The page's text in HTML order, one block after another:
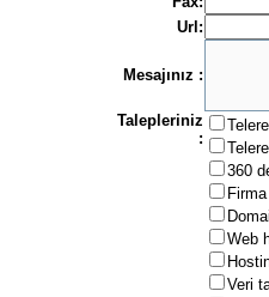
Url:
Mesajınız :
Talepleriniz
:
360
Web
Veri